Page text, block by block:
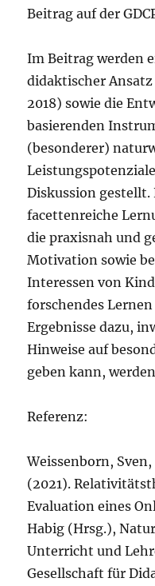
Beitrag auf der
Im Beitrag werden
didaktischer
2018) sowie die
basierenden
(besonderer)
Diskussion gestellt.
facettenreiche
die praxisnah und
Motivation sowie
Interessen von
forschendes
Ergebnisse dazu,
Hinweise auf
geben kann,
Referenz:
Weissenborn,
(2021).
Evaluation eines
Habig (Hrsg.),
Unterricht und
Gesellschaft für